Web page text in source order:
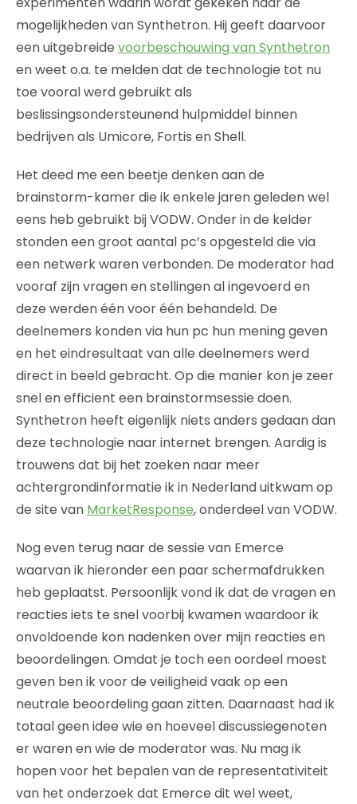
mogelijkheden van Synthetron. Hij geeft daarvoor
een uitgebreide voorbeschouwing van Synthetron
en weet o.a. te melden dat de technologie tot nu
toe vooral werd gebruikt als
beslissingsondersteunend hulpmiddel binnen
bedrijven als Umicore, Fortis en Shell.
Het deed me een beetje denken aan de
brainstorm-kamer die ik enkele jaren geleden wel
eens heb gebruikt bij VODW. Onder in de kelder
stonden een groot aantal pc’s opgesteld die via
een netwerk waren verbonden. De moderator had
vooraf zijn vragen en stellingen al ingevoerd en
deze werden één voor één behandeld. De
deelnemers konden via hun pc hun mening geven
en het eindresultaat van alle deelnemers werd
direct in beeld gebracht. Op die manier kon je zeer
snel en efficient een brainstormsessie doen.
Synthetron heeft eigenlijk niets anders gedaan dan
deze technologie naar internet brengen. Aardig is
trouwens dat bij het zoeken naar meer
achtergrondinformatie ik in Nederland uitkwam op
de site van MarketResponse, onderdeel van VODW.
Nog even terug naar de sessie van Emerce
waarvan ik hieronder een paar schermafdrukken
heb geplaatst. Persoonlijk vond ik dat de vragen en
reacties iets te snel voorbij kwamen waardoor ik
onvoldoende kon nadenken over mijn reacties en
beoordelingen. Omdat je toch een oordeel moest
geven ben ik voor de veiligheid vaak op een
neutrale beoordeling gaan zitten. Daarnaast had ik
totaal geen idee wie en hoeveel discussiegenoten
er waren en wie de moderator was. Nu mag ik
hopen voor het bepalen van de representativiteit
van het onderzoek dat Emerce dit wel weet,